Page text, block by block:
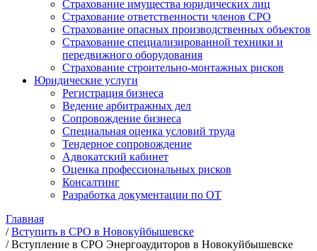
Страхование имущества юридических лиц
Страхование ответственности членов СРО
Страхование опасных производственных объектов
Страхование специализированной техники и
передвижного оборудования
Страхование строительно-монтажных рисков
Юридические услуги
Регистрация бизнеса
Ведение арбитражных дел
Сопровождение бизнеса
Специальная оценка условий труда
Тендерное сопровождение
Адвокатский кабинет
Оценка профессиональных рисков
Консалтинг
Разработка документации по ОТ
Главная
/Вступить в СРО в Новокуйбышевске
/Вступление в СРО Энергоаудиторов в Новокуйбышевске